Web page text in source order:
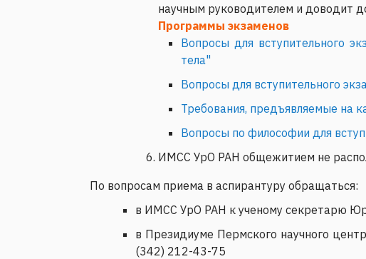
научным руководителем и доводит
Программы экзаменов
Вопросы для вступительного
тела"
Вопросы для вступительного
Требования, предъявляемые на
Вопросы по философии для
ИМСС УрО РАН общежитием не
По вопросам приема в аспирантуру обращаться:
в ИМСС УрО РАН к ученому секретарю
в Президиуме Пермского научного
(342) 212-43-75